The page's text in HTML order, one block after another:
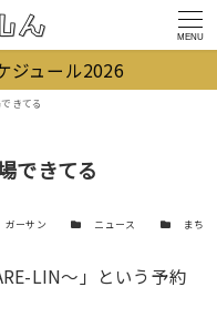
MENU
ジュール2026
きてる
できてる
ガーサン カテゴリー
ニュース カテゴリー
まち
LIN～」という予約